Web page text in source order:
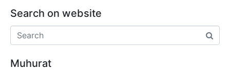
Search on website
Muhurat